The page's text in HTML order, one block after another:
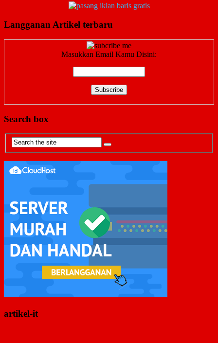
Langganan Artikel terbaru
Masukkan Email Kamu Disini:
Search box
artikel-it